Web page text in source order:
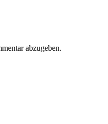
abzugeben.